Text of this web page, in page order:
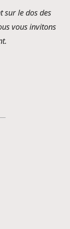
sur le dos des
vous invitons